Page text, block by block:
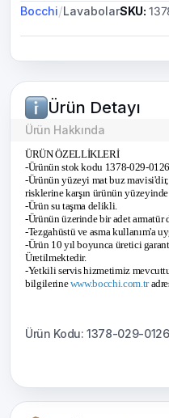
Bocchi/LavabolarSKU:
Ürün Detayı
Ürün Hakkında
ÜRÜN ÖZELLİKLERİ
-Ürünün stok kodu 1378-029-
-Ürünün yüzeyi mat buz
risklerine karşın ürünün yüzeyinde
-Ürün su taşma delikli.
-Ürünün üzerinde bir adet armatür
-Tezgahüstü ve asma kullanım'a
-Ürün 10 yıl boyunca üretici
Üretilmektedir.
-Yetkili servis hizmetimiz
bilgilerinewww.bocchi.com.tr
Ürün Kodu: 1378-029-0126